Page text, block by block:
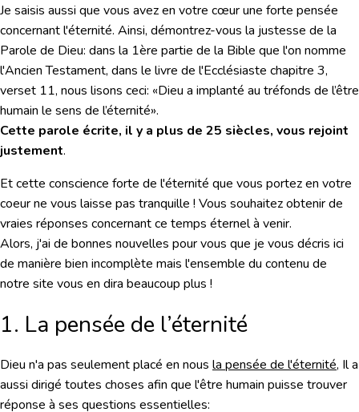
Je saisis aussi que vous avez en votre cœur une forte pensée
concernant l'éternité. Ainsi, démontrez-vous la justesse de la
Parole de Dieu: dans la 1ère partie de la Bible que l'on nomme
l'Ancien Testament, dans le livre de l'Ecclésiaste chapitre 3,
verset 11, nous lisons ceci: «Dieu a implanté au tréfonds de l’être
humain le sens de l’éternité».
Cette parole écrite, il y a plus de 25 siècles, vous rejoint
justement.
Et cette conscience forte de l'éternité que vous portez en votre
coeur ne vous laisse pas tranquille ! Vous souhaitez obtenir de
vraies réponses concernant ce temps éternel à venir.
Alors, j'ai de bonnes nouvelles pour vous que je vous décris ici
de manière bien incomplète mais l'ensemble du contenu de
notre site vous en dira beaucoup plus !
1. La pensée de l’éternité
Dieu n'a pas seulement placé en nous la pensée de l'éternité, Il a
aussi dirigé toutes choses afin que l'être humain puisse trouver
réponse à ses questions essentielles: